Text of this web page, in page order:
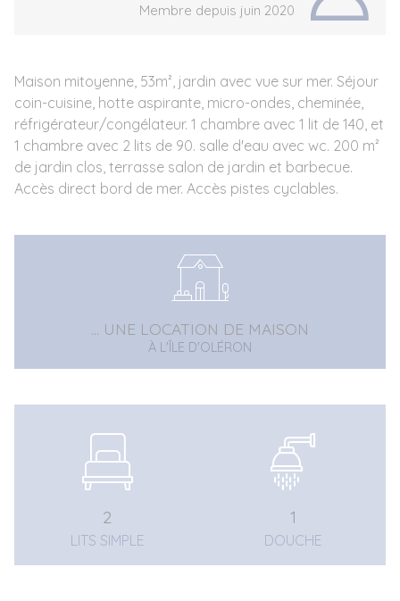
Membre depuis juin 2020
Maison mitoyenne, 53m², jardin avec vue sur mer. Séjour
coin-cuisine, hotte aspirante, micro-ondes, cheminée,
réfrigérateur/congélateur. 1 chambre avec 1 lit de 140, et
1 chambre avec 2 lits de 90. salle d'eau avec wc. 200 m²
de jardin clos, terrasse salon de jardin et barbecue.
Accès direct bord de mer. Accès pistes cyclables.
... UNE LOCATION DE MAISON
À L'ÎLE D'OLÉRON
2
LITS SIMPLE
1
DOUCHE